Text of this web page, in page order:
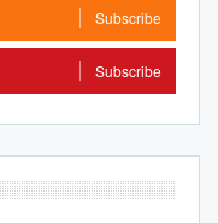
Subscribe
Subscribe